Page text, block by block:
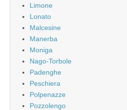
Limone
Lonato
Malcesine
Manerba
Moniga
Nago-Torbole
Padenghe
Peschiera
Polpenazze
Pozzolengo